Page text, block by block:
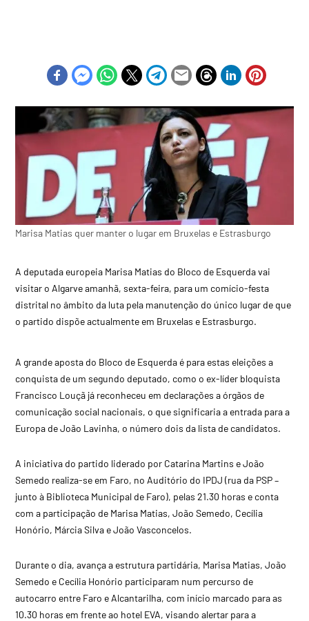
Marisa Matias quer manter o lugar em Bruxelas e Estrasburgo
A deputada europeia Marisa Matias do Bloco de Esquerda vai
visitar o Algarve amanhã, sexta-feira, para um comício-festa
distrital no âmbito da luta pela manutenção do único lugar de que
o partido dispõe actualmente em Bruxelas e Estrasburgo.
A grande aposta do Bloco de Esquerda é para estas eleições a
conquista de um segundo deputado, como o ex-líder bloquista
Francisco Louçã já reconheceu em declarações a órgãos de
comunicação social nacionais, o que significaria a entrada para a
Europa de João Lavinha, o número dois da lista de candidatos.
A iniciativa do partido liderado por Catarina Martins e João
Semedo realiza-se em Faro, no Auditório do IPDJ (rua da PSP –
junto à Biblioteca Municipal de Faro), pelas 21.30 horas e conta
com a participação de Marisa Matias, João Semedo, Cecília
Honório, Márcia Silva e João Vasconcelos.
Durante o dia, avança a estrutura partidária, Marisa Matias, João
Semedo e Cecília Honório participaram num percurso de
autocarro entre Faro e Alcantarilha, com início marcado para as
10.30 horas em frente ao hotel EVA, visando alertar para a